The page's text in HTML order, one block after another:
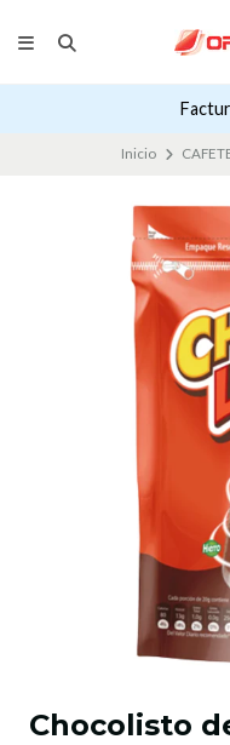
Inicio
Chocolisto